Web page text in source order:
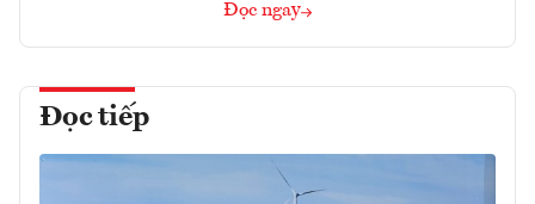
Đọc ngay
Đọc tiếp